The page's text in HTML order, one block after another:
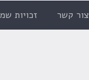
צור קשר זכויות